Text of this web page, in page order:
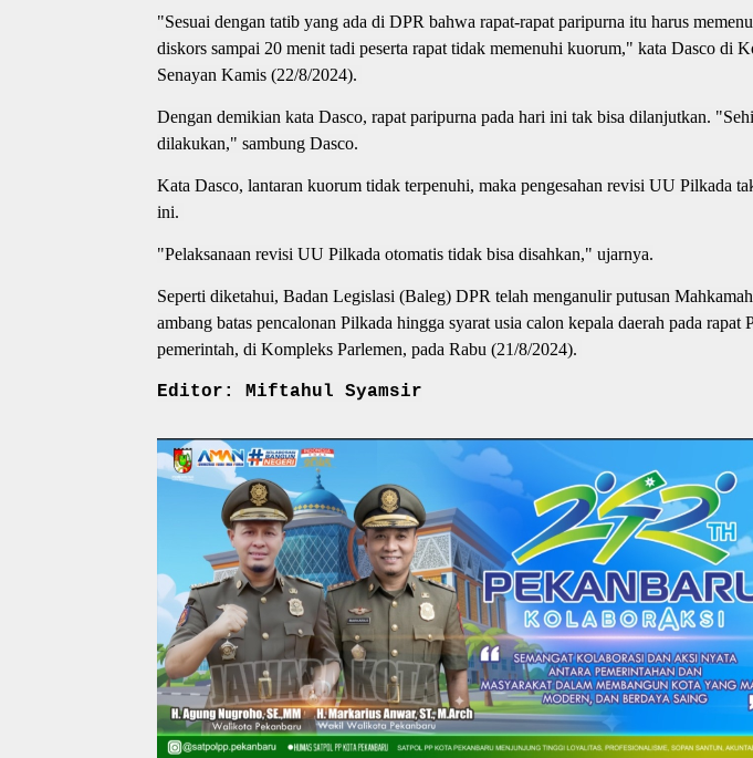
"Sesuai dengan tatib yang ada di DPR bahwa rapat-rapat paripurna itu harus
diskors sampai 20 menit tadi peserta rapat tidak memenuhi kuorum," kata Dasco di
Senayan Kamis (22/8/2024).
Dengan demikian kata Dasco, rapat paripurna pada hari ini tak bisa dilanjutkan.
dilakukan," sambung Dasco.
Kata Dasco, lantaran kuorum tidak terpenuhi, maka pengesahan revisi UU Pilkada
ini.
"Pelaksanaan revisi UU Pilkada otomatis tidak bisa disahkan," ujarnya.
Seperti diketahui, Badan Legislasi (Baleg) DPR telah menganulir putusan
ambang batas pencalonan Pilkada hingga syarat usia calon kepala daerah pada rapat
pemerintah, di Kompleks Parlemen, pada Rabu (21/8/2024).
Editor: Miftahul Syamsir